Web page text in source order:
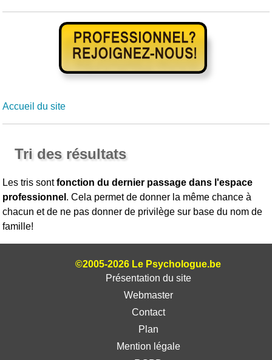
Accueil du site
Tri des résultats
Les tris sontfonction du dernier passage dans l'espace
professionnel . Cela permet de donner la même chance à
chacun et de ne pas donner de privilège sur base du nom de
famille!
©2005-2026 Le Psychologue.be
Présentation du site
Webmaster
Contact
Plan
Mention légale